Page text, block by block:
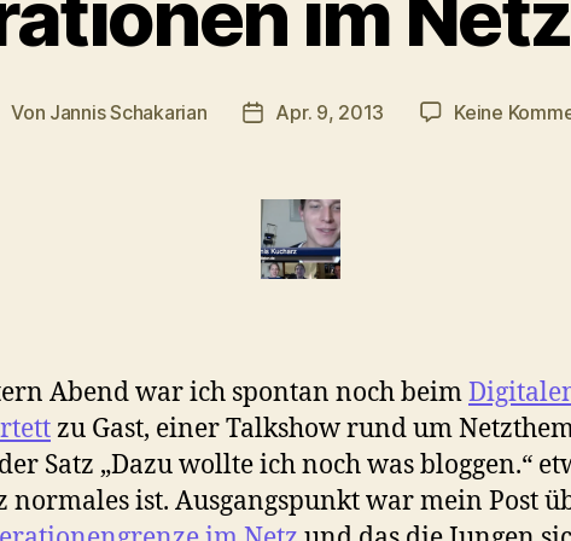
Von Jannis Schakarian Veröffentlichungsdatum
Apr. 9, 2013 Keine
Abend war ich spontan noch beim
zu Gast, einer Talkshow rund um
Satz „Dazu wollte ich noch was bloggen.“
normales ist. Ausgangspunkt war mein Post